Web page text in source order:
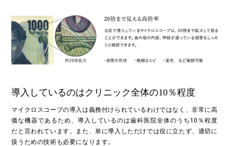
導入しているのはクリニック全体の10％程度
マイクロスコープの導入は義務付けられているわけではなく、非常に高
価な機器であるため、導入しているのは歯科医院全体のうち10％程度
だと言われています。また、単に導入しただけでは役に立たず、適切に
扱うための技術も必要になります。